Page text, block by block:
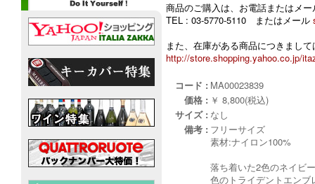
商品のご購入は、お電話またはメ
TEL : 03-5770-5110 またはメール
また、在庫がある商品につきまし
http://store.shopping.yahoo.co.jp/
コード : MA00023839
価格 : ￥ 8,800(税込)
サイズ : なし
備考 : フリーサイズ
素材:ナイロン100%
落ち着いた2色のネイビ
色のトライデントエン